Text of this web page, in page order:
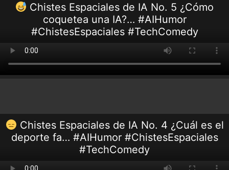
Chistes Espaciales de IA No. 5 ¿Cómo
coquetea una IA?… #AIHumor
#ChistesEspaciales #TechComedy
Chistes Espaciales de IA No. 4 ¿Cuál es el
deporte fa… #AIHumor #ChistesEspaciales
#TechComedy